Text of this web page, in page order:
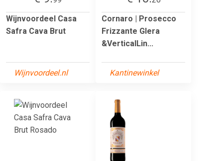
Wijnvoordeel Casa
Safra Cava Brut
Wijnvoordeel.nl
Cornaro | Prosecco
Frizzante Glera
&VerticalLin...
Kantinewinkel